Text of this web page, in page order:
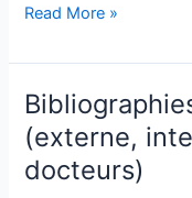
Rapports
jury
Read More »
(externe,
docteurs)